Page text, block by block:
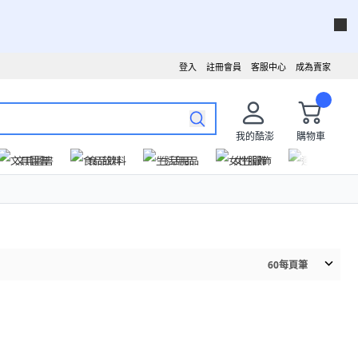
成為賣家
客服中心
註冊會員
登入
我的酷澎
購物車
文具圖書
食品飲料 生活用品 女性服飾
60每頁筆